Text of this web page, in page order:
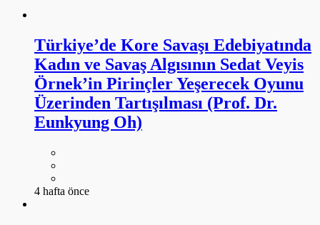
4 hafta önce
Vur Kaç Savaş Tekniğinin Divan
Şiirine Yansıması (Doç. Dr. Kaplan
Üstüner)